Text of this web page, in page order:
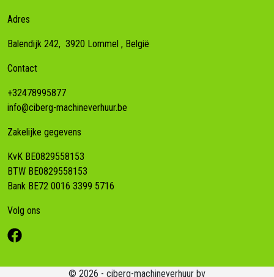
Adres
Balendijk 242, 3920 Lommel , België
Contact
+32478995877
info@ciberg-machineverhuur.be
Zakelijke gegevens
KvK BE0829558153
BTW BE0829558153
Bank BE72 0016 3399 5716
Volg ons
© 2026 - ciberg-machineverhuur bv